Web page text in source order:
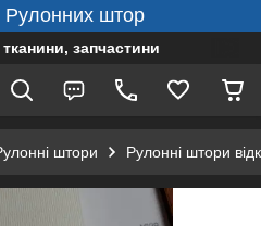
Рулонних штор
запчастини
штори Рулонні штори